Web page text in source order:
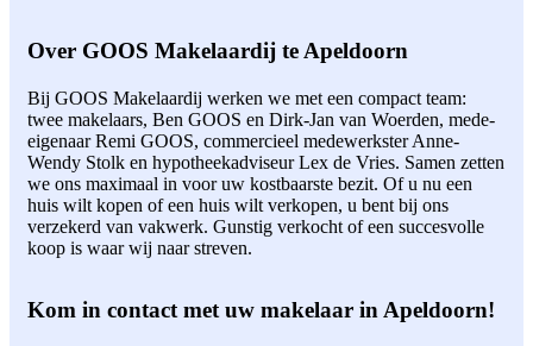
Over GOOS Makelaardij te Apeldoorn
Bij GOOS Makelaardij werken we met een compact team:
twee makelaars, Ben GOOS en Dirk-Jan van Woerden, mede-
eigenaar Remi GOOS, commercieel medewerkster Anne-
Wendy Stolk en hypotheekadviseur Lex de Vries. Samen zetten
we ons maximaal in voor uw kostbaarste bezit. Of u nu een
huis wilt kopen of een huis wilt verkopen, u bent bij ons
verzekerd van vakwerk. Gunstig verkocht of een succesvolle
koop is waar wij naar streven.
Kom in contact met uw makelaar in Apeldoorn!